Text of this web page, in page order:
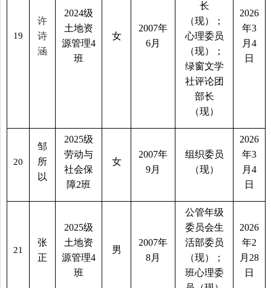
19
许
诗
涵
2024级
土地资
源管理4
班
女
2007年
6月
长
（现）；
心理委员
（现）；
绿窗文学
社评论团
部长
（现）
2026
年3
月 4
日
20
邹
所
以
2025级
劳动与
社会保
障2班
女
2007年
9月
组织委员
（现）
2026
年3
月 4
日
21
张
正
2025级
土地资
源管理4
班
男
2007年
8月
公管年级
委员会生
活部委员
（现）；
班心理委
2026
年2
月 28
日